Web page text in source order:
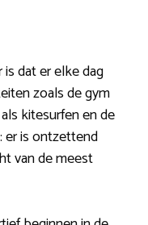
dat er elke dag
zoals de gym
kitesurfen en de
er is ontzettend
van de meest